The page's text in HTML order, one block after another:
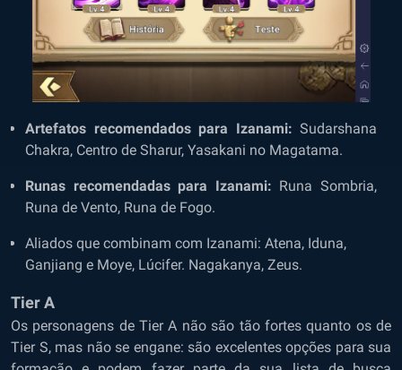
Artefatos recomendados para Izanami: Sudarshana
Chakra, Centro de Sharur, Yasakani no Magatama.
Runas recomendadas para Izanami: Runa Sombria,
Runa de Vento, Runa de Fogo.
Aliados que combinam com Izanami: Atena, Iduna,
Ganjiang e Moye, Lúcifer. Nagakanya, Zeus.
Tier A
Os personagens de Tier A não são tão fortes quanto os de
Tier S, mas não se engane: são excelentes opções para sua